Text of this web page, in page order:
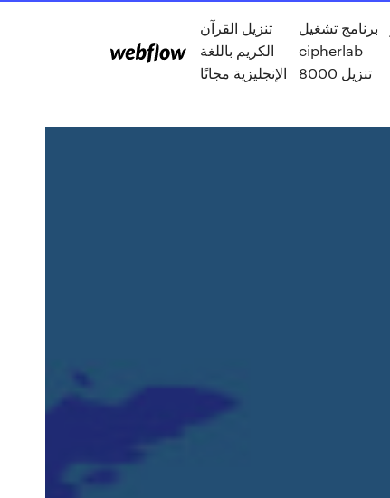
تنزيل القرآن
الكريم باللغة
الإنجليزية مجانًا
برنامج تشغيل
cipherlab
8000 تنزيل